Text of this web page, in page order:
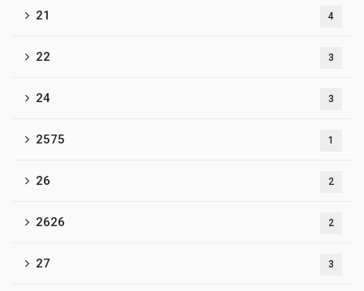
21 4
22 3
24 3
2575 1
26 2
2626 2
27 3